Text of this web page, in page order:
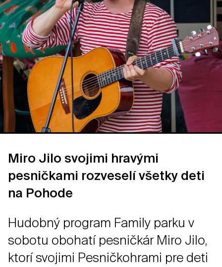
Miro Jilo svojimi hravými
pesničkami rozveselí všetky deti
na Pohode
Hudobný program Family parku v
sobotu obohatí pesničkár Miro Jilo,
ktorí svojimi Pesničkohrami pre deti